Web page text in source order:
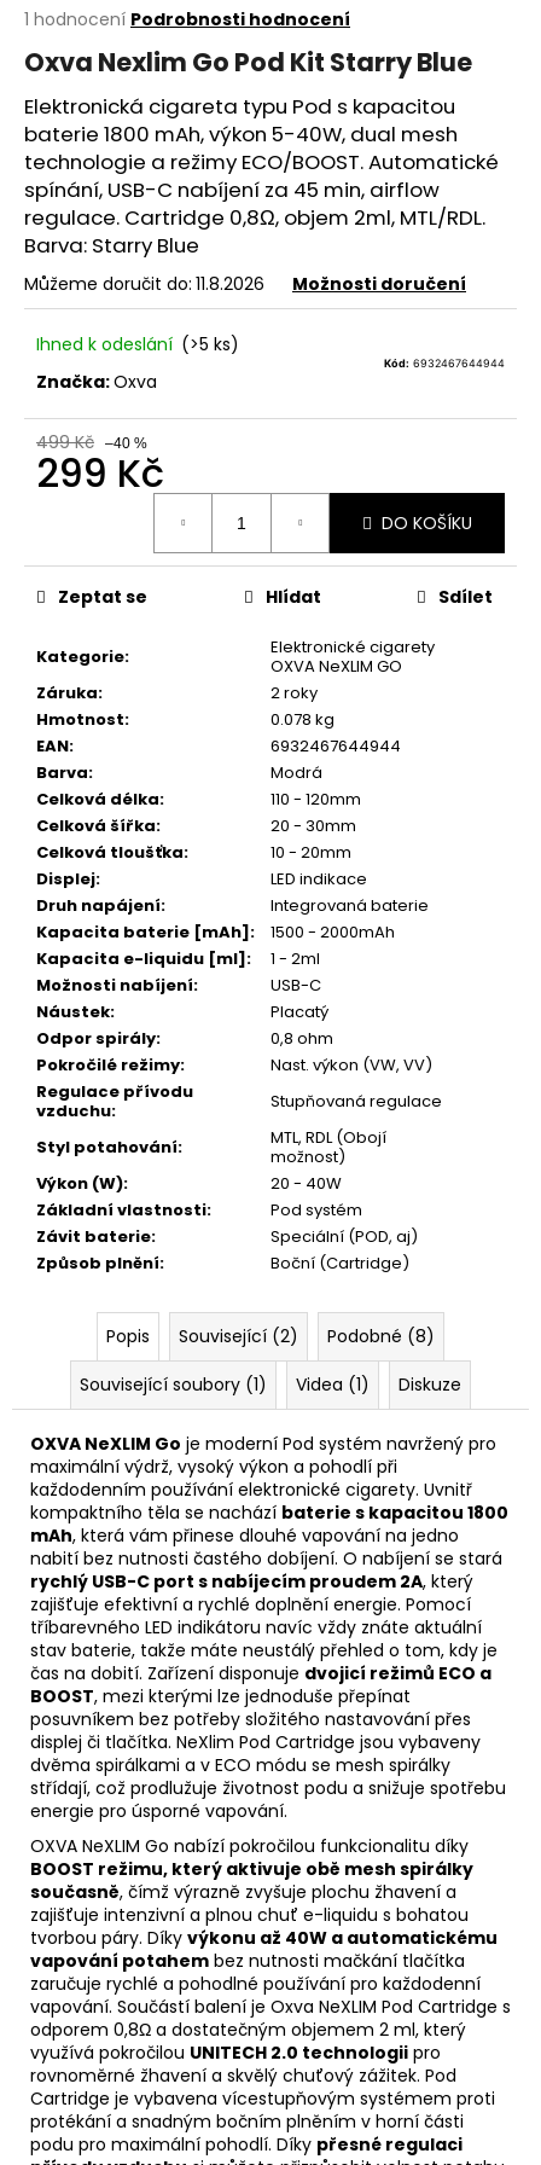
Průměrné
produktu
5,0
z
5
hvězdiček.
1 hodnocení Podrobnosti hodnocení
Oxva Nexlim Go Pod Kit Starry Blue
Elektronická cigareta typu Pod s kapacitou
baterie 1800 mAh, výkon 5-40W, dual mesh
technologie a režimy ECO/BOOST. Automatické
spínání, USB-C nabíjení za 45 min, airflow
regulace. Cartridge 0,8Ω, objem 2ml, MTL/RDL.
Barva: Starry Blue
Můžeme doručit do: 11.8.2026 Možnosti doručení
Ihned k odeslání (>5 ks)
Kód: 6932467644944
Značka:Oxva
499 Kč –40 %
299 Kč
DO KOŠÍKU
Kategorie:
Elektronické cigarety
OXVA NeXLIM GO
Záruka:
2 roky
Hmotnost:
0.078 kg
EAN:
6932467644944
Barva:
Modrá
Celková délka:
110 - 120mm
Celková šířka:
20 - 30mm
Celková tloušťka:
10 - 20mm
Displej:
LED indikace
Druh napájení:
Integrovaná baterie
Kapacita baterie [mAh]:
1500 - 2000mAh
Kapacita e-liquidu [ml]:
1 - 2ml
Možnosti nabíjení:
USB-C
Náustek:
Placatý
Odpor spirály:
0,8 ohm
Pokročilé režimy:
Nast. výkon (VW, VV)
Regulace přívodu
vzduchu:
Stupňovaná regulace
Styl potahování:
MTL, RDL (Obojí
možnost)
Výkon (W):
20 - 40W
Základní vlastnosti:
Pod systém
Závit baterie:
Speciální (POD, aj)
Způsob plnění: Boční (Cartridge)
Zeptat se Hlídat Sdílet
Popis Související (2)
Podobné (8)
Související soubory (1)
Videa (1) Diskuze
OXVA NeXLIM Go je moderní Pod systém navržený pro
maximální výdrž, vysoký výkon a pohodlí při
každodenním používání elektronické cigarety. Uvnitř
kompaktního těla se nachází baterie s kapacitou 1800
mAh, která vám přinese dlouhé vapování na jedno
nabití bez nutnosti častého dobíjení. O nabíjení se stará
rychlý USB-C port s nabíjecím proudem 2A, který
zajišťuje efektivní a rychlé doplnění energie. Pomocí
tříbarevného LED indikátoru navíc vždy znáte aktuální
stav baterie, takže máte neustálý přehled o tom, kdy je
čas na dobití. Zařízení disponuje dvojicí režimů ECO a
BOOST, mezi kterými lze jednoduše přepínat
posuvníkem bez potřeby složitého nastavování přes
displej či tlačítka. NeXlim Pod Cartridge jsou vybaveny
dvěma spirálkami a v ECO módu se mesh spirálky
střídají, což prodlužuje životnost podu a snižuje spotřebu
energie pro úsporné vapování.
OXVA NeXLIM Go nabízí pokročilou funkcionalitu díky
BOOST režimu, který aktivuje obě mesh spirálky
současně, čímž výrazně zvyšuje plochu žhavení a
zajišťuje intenzivní a plnou chuť e-liquidu s bohatou
tvorbou páry. Díky výkonu až 40W a automatickému
vapování potahem bez nutnosti mačkání tlačítka
zaručuje rychlé a pohodlné používání pro každodenní
vapování. Součástí balení je Oxva NeXLIM Pod Cartridge s
odporem 0,8Ω a dostatečným objemem 2 ml, který
využívá pokročilou UNITECH 2.0 technologii pro
rovnoměrné žhavení a skvělý chuťový zážitek. Pod
Cartridge je vybavena vícestupňovým systémem proti
protékání a snadným bočním plněním v horní části
podu pro maximální pohodlí. Díky přesné regulaci
a
j
í
t
?
HLEDAT
D
o
p
o
u
m
JOYETECH
BF
SS316
ATOMIZER
0,6OHM
45
Kč